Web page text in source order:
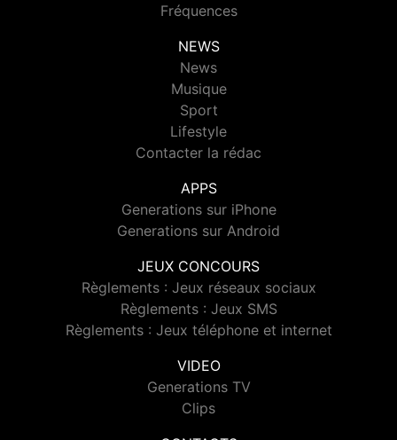
Fréquences
NEWS
News
Musique
Sport
Lifestyle
Contacter la rédac
APPS
Generations sur iPhone
Generations sur Android
JEUX CONCOURS
Règlements : Jeux réseaux sociaux
Règlements : Jeux SMS
Règlements : Jeux téléphone et internet
VIDEO
Generations TV
Clips